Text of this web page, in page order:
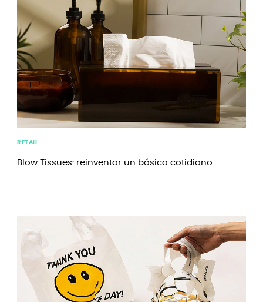
RETAIL
Blow Tissues: reinventar un básico cotidiano